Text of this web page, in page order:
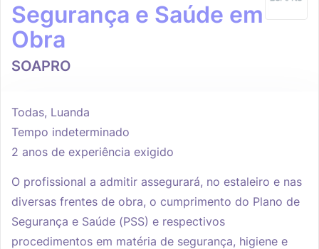
Segurança e Saúde em
Obra
SOAPRO
Todas, Luanda
Tempo indeterminado
2 anos de experiência exigido
O profissional a admitir assegurará, no estaleiro e nas
diversas frentes de obra, o cumprimento do Plano de
Segurança e Saúde (PSS) e respectivos
procedimentos em matéria de segurança, higiene e